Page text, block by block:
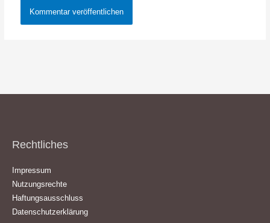
Rechtliches
Impressum
Nutzungsrechte
Haftungsausschluss
Datenschutzerklärung